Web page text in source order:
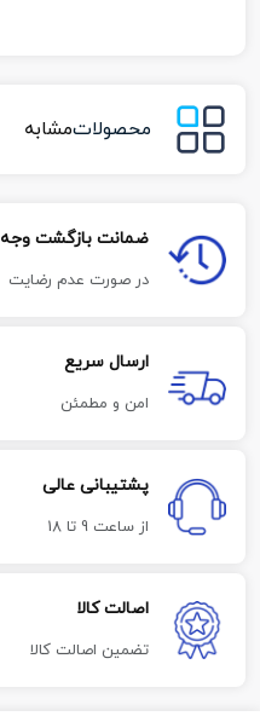
محصولاتمشابه
ضمانت بازگشت وجه
در صورت عدم رضایت
ارسال سریع
امن و مطمئن
پشتیبانی عالی
از ساعت 9 تا 18
اصالت کالا
تضمین اصالت کالا